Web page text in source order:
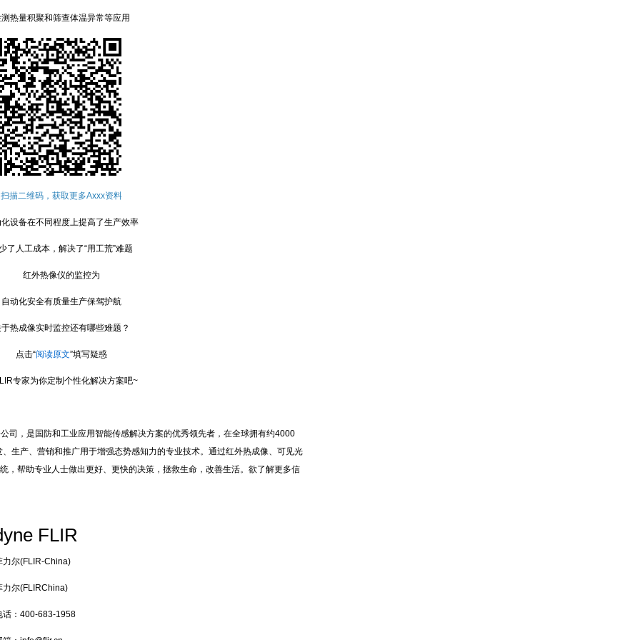
量积聚和筛查体温异常等应用
扫描二维码，获取更多Axxx资料
备在不同程度上提高了生产效率
人工成本，解决了“用工荒”难题
红外热像仪的监控为
化安全有质量生产保驾护航
成像实时监控还有哪些难题？
点击“阅读原文”填写疑惑
专家为你定制个性化解决方案吧~
，是国防和工业应用智能传感解决方案的优秀领先者，在全球拥有约4000
生产、营销和推广用于增强态势感知力的专业技术。通过红外热成像、可见光
，帮助专业人士做出更好、更快的决策，拯救生命，改善生活。欲了解更多信
FLIR
力尔(FLIR-China)
力尔(FLIRChina)
话：400-683-1958